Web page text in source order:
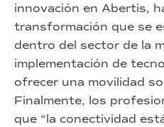
innovación en Abertis,
transformación que se
dentro del sector de la
implementación de
ofrecer una movilidad
Finalmente, los
que “la conectividad